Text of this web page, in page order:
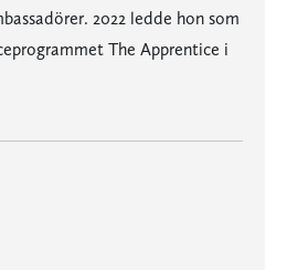
2022 ledde hon som
The Apprentice i